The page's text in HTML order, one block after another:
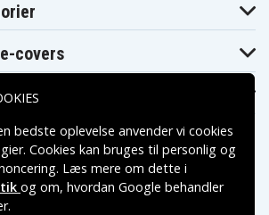
covers
covers
bedste oplevelse anvender vi cookies
Cookies kan bruges til personlig og
Læs mere om dette i
og om, hvordan Google behandler
.